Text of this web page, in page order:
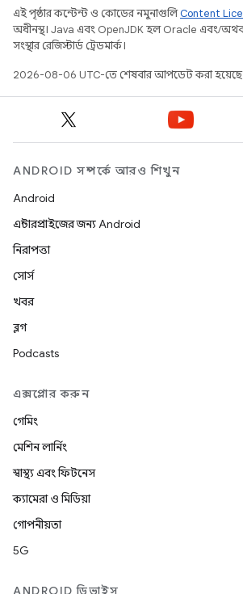
এই পৃষ্ঠার কন্টেন্ট ও কোডের নমুনাগুলিContent
অধীনস্থ। Java এবং OpenJDK হল Oracle এবং/
সংস্থার রেজিস্টার্ড ট্রেডমার্ক।
2026-08-06 UTC-তে শেষবার আপডেট করা
ANDROID সম্পর্কে আরও শিখুন
Android
এন্টারপ্রাইজের জন্য Android
নিরাপত্তা
সোর্স
খবর
ব্লগ
Podcasts
এক্সপ্লোর করুন
গেমিং
মেশিন লার্নিং
স্বাস্থ্য এবং ফিটনেস
ক্যামেরা ও মিডিয়া
গোপনীয়তা
5G
ANDROID ডিভাইস